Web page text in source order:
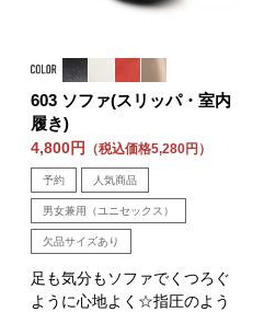
603 ソファ(スリッパ・室内
履き)
4,800円 （税込価格5,280円）
予約 人気商品
男女兼用（ユニセックス）
欠品サイズあり
足も気分もソファでくつろぐ
ように心地よく☆指圧のよう